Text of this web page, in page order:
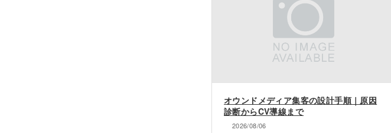
オウンドメディア集客の設計手順｜原因
診断からCV導線まで
2026/08/06